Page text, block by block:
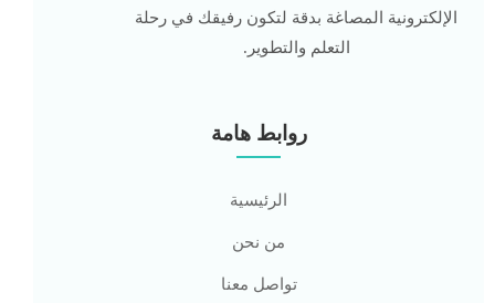
الإلكترونية المصاغة بدقة لتكون رفيقك في رحلة
التعلم والتطوير.
روابط هامة
الرئيسية
من نحن
تواصل معنا